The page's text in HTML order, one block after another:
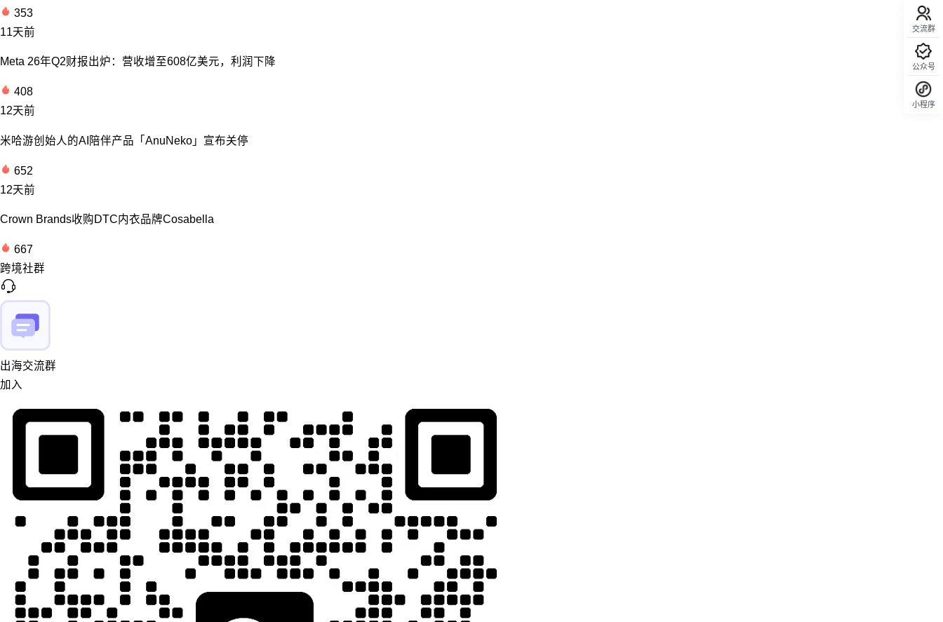
353
11天前
Meta 26年Q2财报出炉：营收增至608亿美元，利润下降
408
12天前
米哈游创始人的AI陪伴产品「AnuNeko」宣布关停
652
12天前
Crown Brands收购DTC内衣品牌Cosabella
667
跨境社群
出海交流群
加入
交流群
公众号
小程序